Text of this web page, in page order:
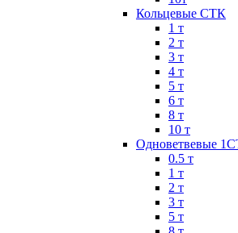
Кольцевые СТК
1 т
2 т
3 т
4 т
5 т
6 т
8 т
10 т
Одноветвевые
0.5 т
1 т
2 т
3 т
5 т